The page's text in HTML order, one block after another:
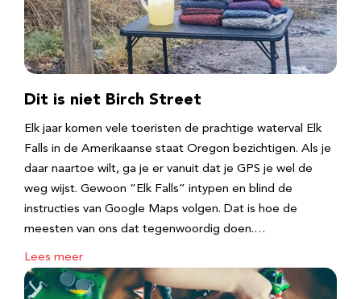
Dit is niet Birch Street
Elk jaar komen vele toeristen de prachtige waterval Elk
Falls in de Amerikaanse staat Oregon bezichtigen. Als je
daar naartoe wilt, ga je er vanuit dat je GPS je wel de
weg wijst. Gewoon “Elk Falls” intypen en blind de
instructies van Google Maps volgen. Dat is hoe de
meesten van ons dat tegenwoordig doen.…
Lees meer